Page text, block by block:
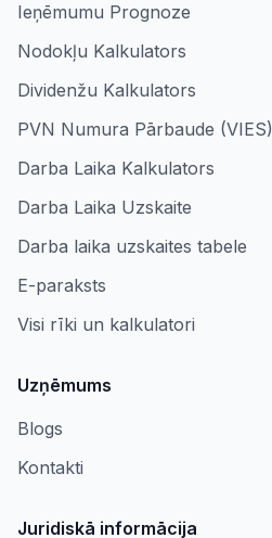
Ieņēmumu Prognoze
Nodokļu Kalkulators
Dividenžu Kalkulators
PVN Numura Pārbaude (VIES)
Darba Laika Kalkulators
Darba Laika Uzskaite
Darba laika uzskaites tabele
E-paraksts
Visi rīki un kalkulatori
Uzņēmums
Blogs
Kontakti
Juridiskā informācija